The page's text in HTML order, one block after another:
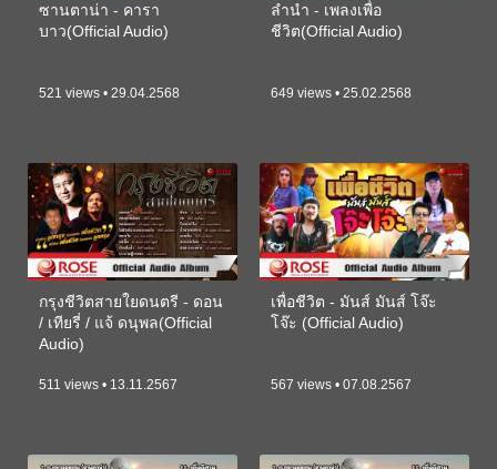
ซานตาน่า - คารา
บาว(Official Audio)
521 views • 29.04.2568
ลำนำ - เพลงเพื่อ
ชีวิต(Official Audio)
649 views • 25.02.2568
กรุงชีวิตสายใยดนตรี - ดอน
/ เทียรี่ / แจ้ ดนุพล(Official
Audio)
511 views • 13.11.2567
เพื่อชีวิต - มันส์ มันส์ โจ๊ะ
โจ๊ะ (Official Audio)
567 views • 07.08.2567